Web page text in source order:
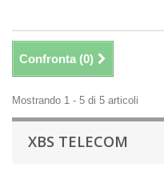
Confronta (0)
Mostrando 1 - 5 di 5 articoli
XBS TELECOM